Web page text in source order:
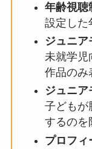
年齢視聴
設定した
ジュニア
未就学児
作品のみ
ジュニ
子どもが
するのを
プロフィ